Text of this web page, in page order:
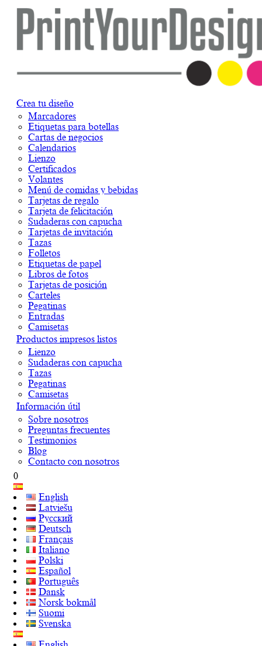
Crea tu diseño
Marcadores
Etiquetas para botellas
Cartas de negocios
Calendarios
Lienzo
Certificados
Volantes
Menú de comidas y bebidas
Tarjetas de regalo
Tarjeta de felicitación
Sudaderas con capucha
Tarjetas de invitación
Tazas
Folletos
Etiquetas de papel
Libros de fotos
Tarjetas de posición
Carteles
Pegatinas
Entradas
Camisetas
Productos impresos listos
Lienzo
Sudaderas con capucha
Tazas
Pegatinas
Camisetas
Información útil
Sobre nosotros
Preguntas frecuentes
Testimonios
Blog
Contacto con nosotros
0
English
Latviešu
Русский
Deutsch
Français
Italiano
Polski
Español
Português
Dansk
Norsk bokmål
Suomi
Svenska